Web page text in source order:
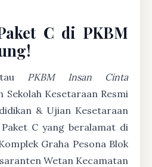
C di PKBM
PKBM Insan Cinta
Sekolah Kesetaraan Resmi
& Ujian Kesetaraan
C yang beralamat di
Graha Pesona Blok
Wetan Kecamatan